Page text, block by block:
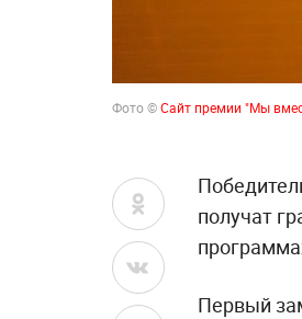
Фото ©Сайт премии "Мы
получат
Первый